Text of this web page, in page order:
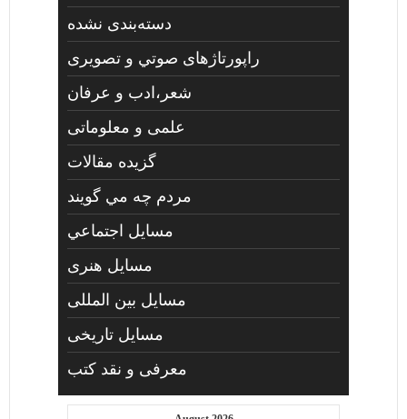
دسته‌بندی نشده
راپورتاژهای صوتي و تصويری
شعر،ادب و عرفان
علمی و معلوماتی
گزیده مقالات
مردم چه مي گويند
مسايل اجتماعي
مسايل هنری
مسایل بین المللی
مسایل تاریخی
معرفی و نقد کتب